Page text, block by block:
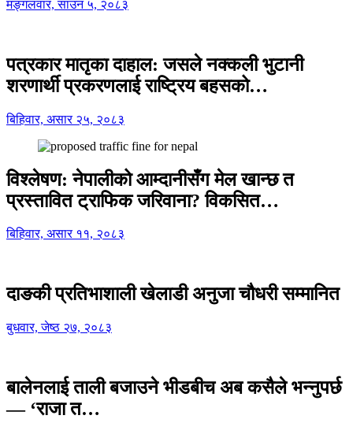
मङ्गलवार, साउन ५, २०८३
पत्रकार मातृका दाहाल: जसले नक्कली भुटानी
शरणार्थी प्रकरणलाई राष्ट्रिय बहसको…
बिहिवार, असार २५, २०८३
विश्लेषण: नेपालीको आम्दानीसँग मेल खान्छ त
प्रस्तावित ट्राफिक जरिवाना? विकसित…
बिहिवार, असार ११, २०८३
दाङकी प्रतिभाशाली खेलाडी अनुजा चौधरी सम्मानित
बुधवार, जेष्ठ २७, २०८३
बालेनलाई ताली बजाउने भीडबीच अब कसैले भन्नुपर्छ
— ‘राजा त…